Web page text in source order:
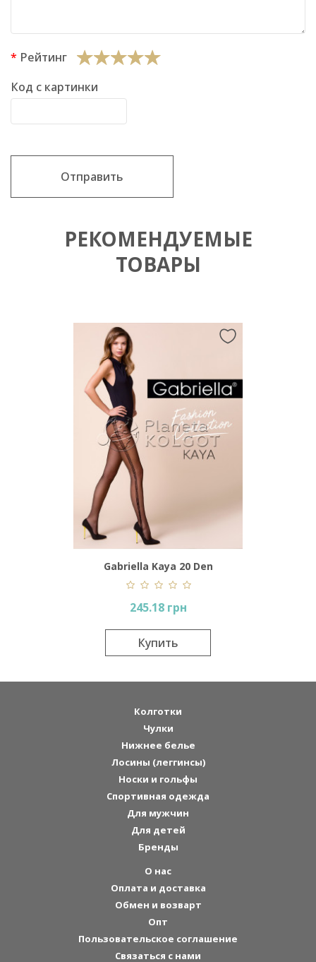
Рейтинг
Код с картинки
Отправить
РЕКОМЕНДУЕМЫЕ
ТОВАРЫ
Gabriella Kaya 20 Den
245.18 грн
Купить
Колготки
Чулки
Нижнее белье
Лосины (леггинсы)
Носки и гольфы
Спортивная одежда
Для мужчин
Для детей
Бренды
О нас
Оплата и доставка
Обмен и возварт
Опт
Пользовательское соглашение
Связаться с нами